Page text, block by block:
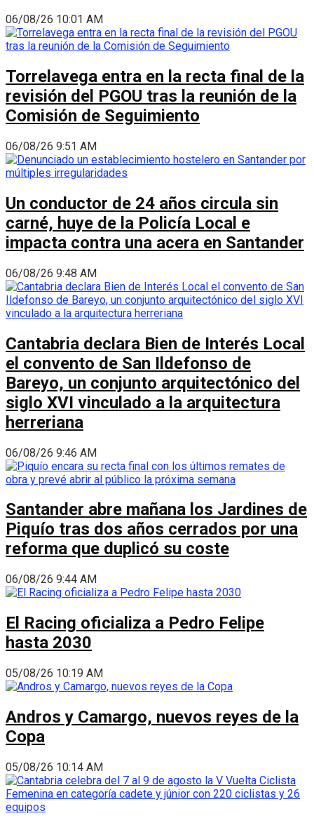
06/08/26 10:01 AM
Torrelavega entra en la recta final de la
revisión del PGOU tras la reunión de la
Comisión de Seguimiento
06/08/26 9:51 AM
Un conductor de 24 años circula sin
carné, huye de la Policía Local e
impacta contra una acera en Santander
06/08/26 9:48 AM
Cantabria declara Bien de Interés Local
el convento de San Ildefonso de
Bareyo, un conjunto arquitectónico del
siglo XVI vinculado a la arquitectura
herreriana
06/08/26 9:46 AM
Santander abre mañana los Jardines de
Piquío tras dos años cerrados por una
reforma que duplicó su coste
06/08/26 9:44 AM
El Racing oficializa a Pedro Felipe
hasta 2030
05/08/26 10:19 AM
Andros y Camargo, nuevos reyes de la
Copa
05/08/26 10:14 AM